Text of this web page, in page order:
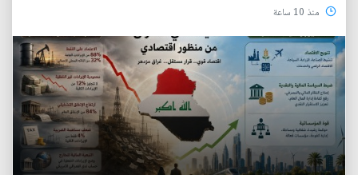
منذ 10 ساعة